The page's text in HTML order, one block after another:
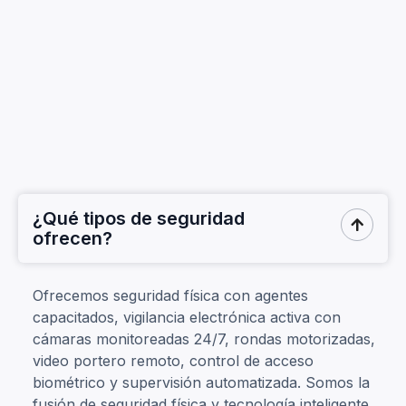
¿Qué tipos de seguridad
ofrecen?

Ofrecemos seguridad física con agentes
capacitados, vigilancia electrónica activa con
cámaras monitoreadas 24/7, rondas motorizadas,
video portero remoto, control de acceso
biométrico y supervisión automatizada. Somos la